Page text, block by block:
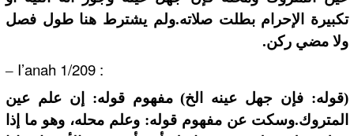
تكبيرة الإحرام بطلت صلاته.ولم يشترط هنا طول فصل
ولا مضي ركن.
– I’anah 1/209 :
(قوله: فإن جهل عينه الخ) مفهوم قوله: إن علم عين
المتروك.وسكت عن مفهوم قوله: وعلم محله، وهو ما إذا